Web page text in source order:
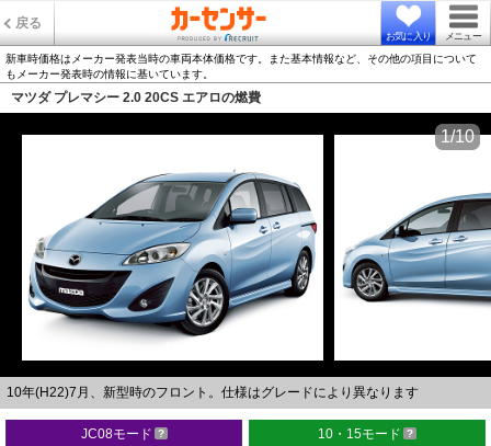
戻る
お気に入り メニュー
新車時価格はメーカー発表当時の車両本体価格です。また基本情報など、その他の項目について
もメーカー発表時の情報に基いています。
マツダ プレマシー 2.0 20CS エアロの燃費
10年(H22)7月、新型時のフロント。仕様はグレードにより異なります
1/10
JC08モード 10・15モード